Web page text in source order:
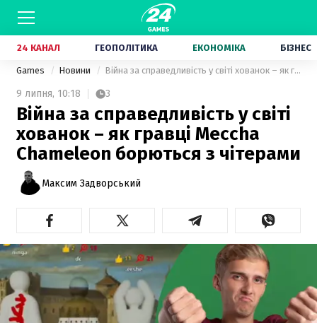
24 КАНАЛ ГЕОПОЛІТИКА ЕКОНОМІКА БІЗНЕС
Games Новини Війна за справедливість у світі хованок – як гравці Meccha Chameleon борються з чітерами
9 липня, 10:18 3
Війна за справедливість у світі
хованок – як гравці Meccha
Chameleon борються з чітерами
Максим Задворський